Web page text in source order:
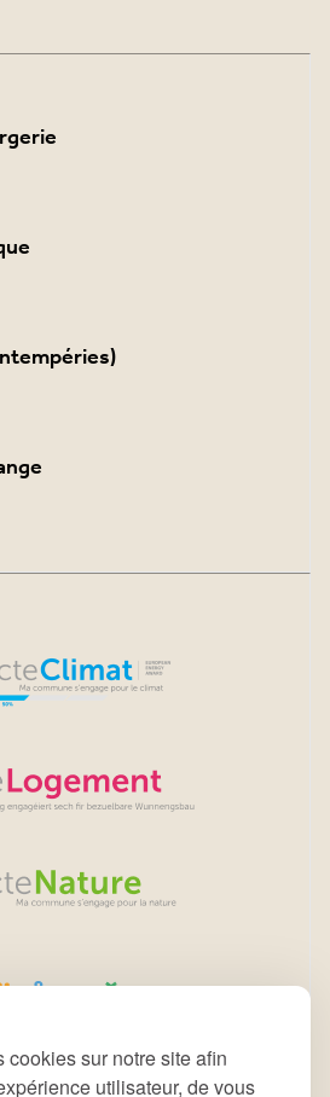
cookies sur notre site afin
utilisateur, de vous